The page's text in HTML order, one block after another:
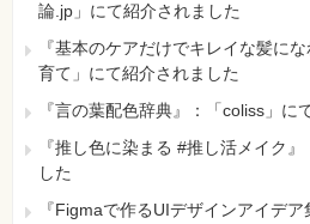
論.jp」にて紹介されました
『基本のケアだけでキレイな髪に
育て」にて紹介されました
『言の葉配色辞典』：「coliss」に
『推し色に染まる #推し活メイク
した
『Figmaで作るUIデザインアイデ